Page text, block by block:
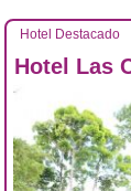
Hotel Destacado
Hotel Las